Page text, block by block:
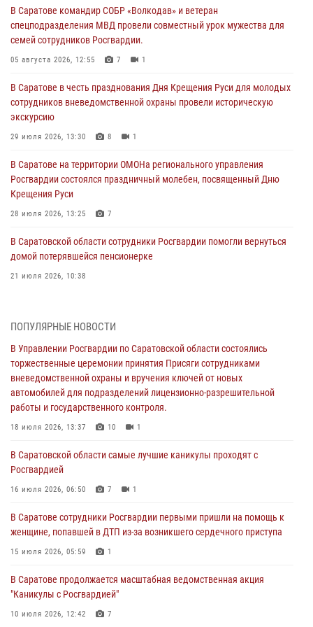
В Саратове командир СОБР «Волкодав» и ветеран
спецподразделения МВД провели совместный урок мужества для
семей сотрудников Росгвардии.
05 августа 2026, 12:55 7 1
В Саратове в честь празднования Дня Крещения Руси для молодых
сотрудников вневедомственной охраны провели историческую
экскурсию
29 июля 2026, 13:30 8 1
В Саратове на территории ОМОНа регионального управления
Росгвардии состоялся праздничный молебен, посвященный Дню
Крещения Руси
28 июля 2026, 13:25 7
В Саратовской области сотрудники Росгвардии помогли вернуться
домой потерявшейся пенсионерке
21 июля 2026, 10:38
вневедомственной охраны и вручения ключей от новых
автомобилей для подразделений лицензионно-разрешительной
работы и государственного контроля.
18 июля 2026, 13:37 10 1
В Саратовской области самые лучшие каникулы проходят с
Росгвардией
В Саратове сотрудники Росгвардии первыми пришли на помощь к
женщине, попавшей в ДТП из-за возникшего сердечного приступа
В Саратове продолжается масштабная ведомственная акция
"Каникулы с Росгвардией"
В Саратовской области при содействии спецназа Росгвардии
задержан подозреваемый в незаконном обороте наркотиков
ПОПУЛЯРНЫЕ НОВОСТИ
В Управлении Росгвардии по Саратовской области состоялись
торжественные церемонии принятия Присяги сотрудниками
вневедомственной охраны и вручения ключей от новых
автомобилей для подразделений лицензионно-разрешительной
работы и государственного контроля.
18 июля 2026, 13:37 10 1
В Саратовской области самые лучшие каникулы проходят с
Росгвардией
16 июля 2026, 06:50 7 1
В Саратове сотрудники Росгвардии первыми пришли на помощь к
женщине, попавшей в ДТП из-за возникшего сердечного приступа
15 июля 2026, 05:59 1
В Саратове продолжается масштабная ведомственная акция
"Каникулы с Росгвардией"
10 июля 2026, 12:42 7